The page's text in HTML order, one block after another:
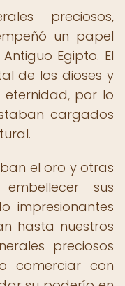
preciosos,
un papel
Egipto. El
de los dioses y
por lo
cargados
el oro y otras
sus
impresionantes
hasta nuestros
preciosos
comerciar con